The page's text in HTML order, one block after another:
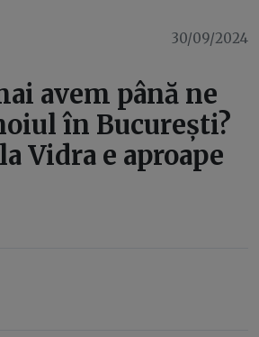
30/09/2024
avem până ne
în București?
Vidra e aproape